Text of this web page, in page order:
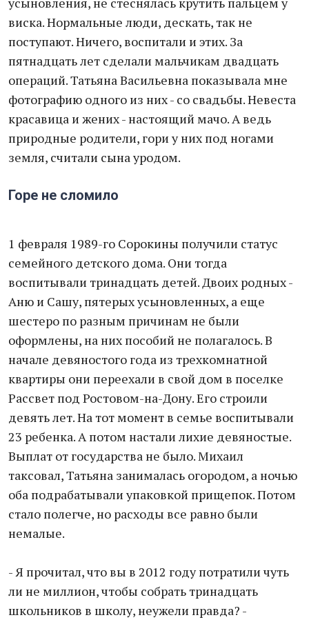
виска. Нормальные люди, дескать, так не
поступают. Ничего, воспитали и этих. За
пятнадцать лет сделали мальчикам двадцать
операций. Татьяна Васильевна показывала мне
фотографию одного из них - со свадьбы. Невеста
красавица и жених - настоящий мачо. А ведь
природные родители, гори у них под ногами
земля, считали сына уродом.
Горе не сломило
1 февраля 1989-го Сорокины получили статус
семейного детского дома. Они тогда
воспитывали тринадцать детей. Двоих родных -
Аню и Сашу, пятерых усыновленных, а еще
шестеро по разным причинам не были
оформлены, на них пособий не полагалось. В
начале девяностого года из трехкомнатной
квартиры они переехали в свой дом в поселке
Рассвет под Ростовом-на-Дону. Его строили
девять лет. На тот момент в семье воспитывали
23 ребенка. А потом настали лихие девяностые.
Выплат от государства не было. Михаил
таксовал, Татьяна занималась огородом, а ночью
оба подрабатывали упаковкой прищепок. Потом
стало полегче, но расходы все равно были
немалые.
- Я прочитал, что вы в 2012 году потратили чуть
ли не миллион, чтобы собрать тринадцать
школьников в школу, неужели правда? -